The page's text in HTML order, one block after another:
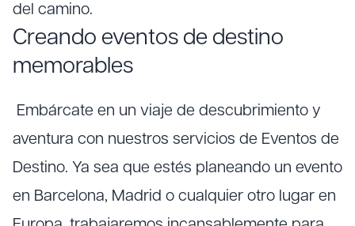
del camino.
Creando eventos de destino
memorables
Embárcate en un viaje de descubrimiento y
aventura con nuestros servicios de Eventos de
Destino. Ya sea que estés planeando un evento
en Barcelona, Madrid o cualquier otro lugar en